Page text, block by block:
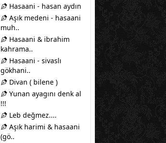
Hasaani - hasan aydın
Aşık medeni - hasaani
muh..
Hasaani & ibrahim
kahrama..
Hasaani - sivaslı
gökhani..
Divan ( bilene )
Yunan ayagını denk al
!!!
Leb değmez....
Aşık harimi & hasaani
(gö..